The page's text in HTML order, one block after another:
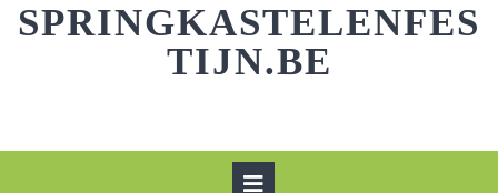
SPRINGKASTELENFES
TIJN.BE